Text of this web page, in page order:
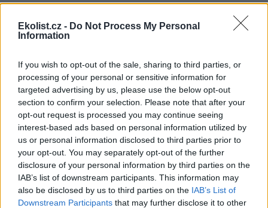
Ekolist.cz - Do Not Process My Personal
Information
If you wish to opt-out of the sale, sharing to third parties, or
processing of your personal or sensitive information for
targeted advertising by us, please use the below opt-out
section to confirm your selection. Please note that after your
opt-out request is processed you may continue seeing
interest-based ads based on personal information utilized by
us or personal information disclosed to third parties prior to
your opt-out. You may separately opt-out of the further
disclosure of your personal information by third parties on the
IAB’s list of downstream participants. This information may
also be disclosed by us to third parties on the IAB’s List of
Downstream Participants that may further disclose it to other
Kizugawa v prefektuře Kjóto, města Mijakonodžó v
prefektuře Mijazaki a magistrátu města Tokio. Město
kontroly. "Díky AI nyní můžeme provádět efektivní a
konzistentní sledování stromů," uvedl představitel města
Kizugawa.
Podle společnosti Sumitomo Mitsui zvažuje zavedení
systému přibližně 20 místních samospráv. Společnost
plánuje komerční spuštění služby ve fiskálním roce 2027.
"Během období vysokého ekonomického růstu v Japonsku
bylo vysazeno velké množství stromů, mimo jiné za účelem
pohlcování emisí z vozidel, a nyní se blíží ke konci své
životnosti," uvedl Šó Tago, vedoucí oddělení zelené
infrastruktury společnosti.